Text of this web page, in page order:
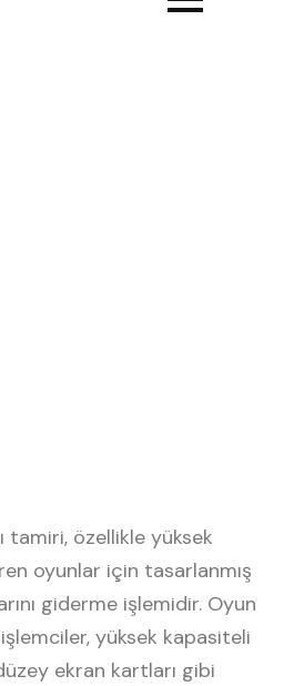
tamiri, özellikle yüksek
oyunlar için tasarlanmış
giderme işlemidir. Oyun
yüksek kapasiteli
ekran kartları gibi